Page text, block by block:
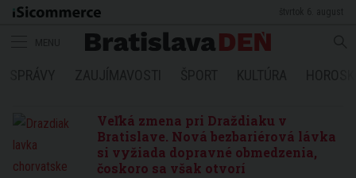
Veľká zmena pri Draždiaku v
Bratislave. Nová bezbariérová lávka
si vyžiada dopravné obmedzenia,
čoskoro sa však otvorí